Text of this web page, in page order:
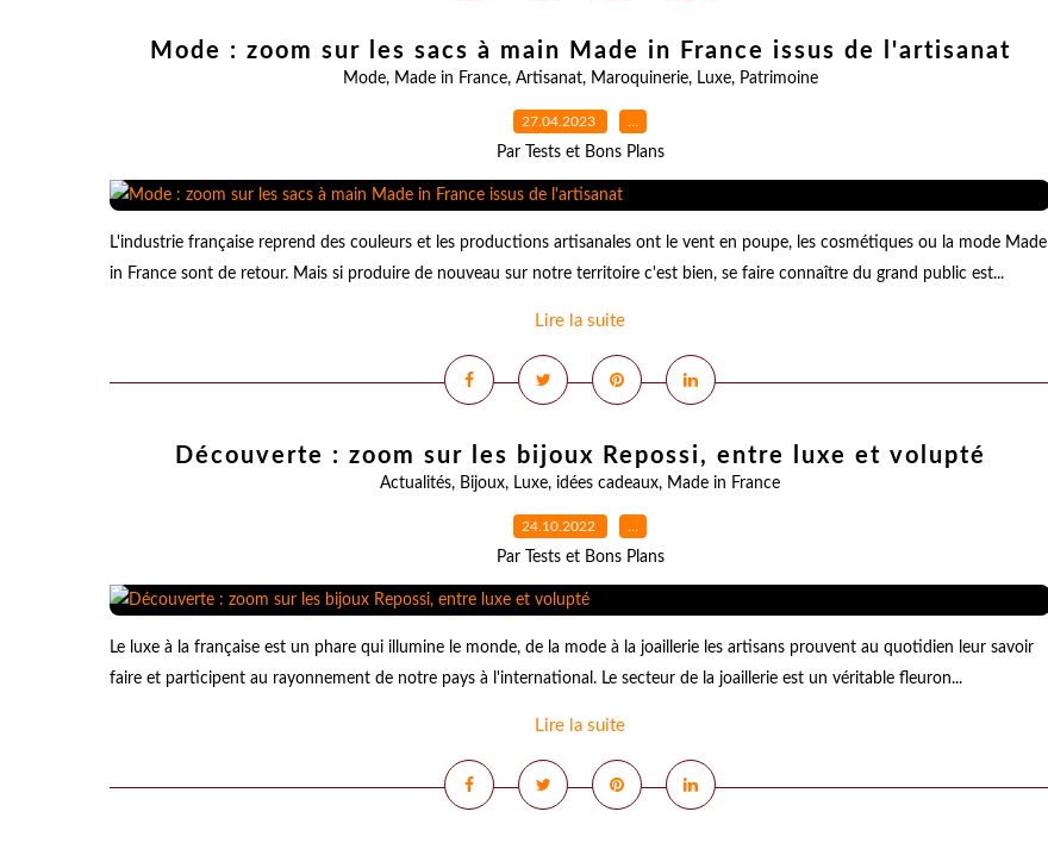
Mode : zoom sur les sacs à main Made in France issus de l'artisanat
Mode, Made in France, Artisanat, Maroquinerie, Luxe, Patrimoine
27.04.2023 …
Par Tests et Bons Plans
L'industrie française reprend des couleurs et les productions artisanales ont le vent en poupe, les cosmétiques ou la mode Made
in France sont de retour. Mais si produire de nouveau sur notre territoire c'est bien, se faire connaître du grand public est...
Lire la suite
Découverte : zoom sur les bijoux Repossi, entre luxe et volupté
Actualités, Bijoux, Luxe, idées cadeaux, Made in France
24.10.2022 …
Par Tests et Bons Plans
Le luxe à la française est un phare qui illumine le monde, de la mode à la joaillerie les artisans prouvent au quotidien leur savoir
faire et participent au rayonnement de notre pays à l'international. Le secteur de la joaillerie est un véritable fleuron...
Lire la suite